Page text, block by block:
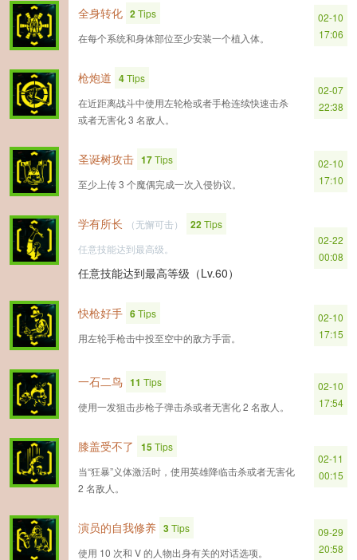
全身转化 2Tips
在每个系统和身体部位至少安装一个植入体。
02-10
17:06
枪炮道 4Tips
在近距离战斗中使用左轮枪或者手枪连续快速击杀
或者无害化 3 名敌人。
02-07
22:38
圣诞树攻击 17Tips
至少上传 3 个魔偶完成一次入侵协议。
02-10
17:10
学有所长 （无懈可击） 22Tips
任意技能达到最高级。
任意技能达到最高等级（Lv.60）
02-22
00:08
快枪好手 6Tips
用左轮手枪击中投至空中的敌方手雷。
02-10
17:15
一石二鸟 11 Tips
使用一发狙击步枪子弹击杀或者无害化 2 名敌人。
02-10
17:54
膝盖受不了 15Tips
当“狂暴”义体激活时，使用英雄降临击杀或者无害化
2 名敌人。
02-11
00:15
演员的自我修养 3Tips
使用 10 次和 V 的人物出身有关的对话选项。
09-29
20:58